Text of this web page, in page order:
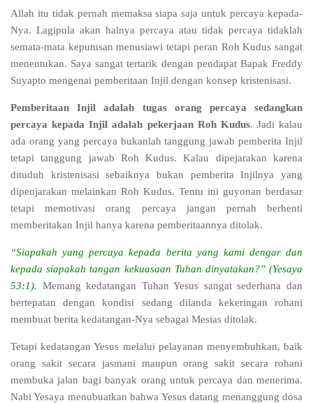
Allah itu tidak pernah memaksa siapa saja untuk percaya kepada-
Nya. Lagipula akan halnya percaya atau tidak percaya tidaklah
semata-mata keputusan menusiawi tetapi peran Roh Kudus sangat
menentukan. Saya sangat tertarik dengan pendapat Bapak Freddy
Suyapto mengenai pemberitaan Injil dengan konsep kristenisasi.
Pemberitaan Injil adalah tugas orang percaya sedangkan
percaya kepada Injil adalah pekerjaan Roh Kudus. Jadi kalau
ada orang yang percaya bukanlah tanggung jawab pemberita Injil
tetapi tanggung jawab Roh Kudus. Kalau dipejarakan karena
dituduh kristenisasi sebaiknya bukan pemberita Injilnya yang
dipenjarakan melainkan Roh Kudus. Tentu ini guyonan berdasar
tetapi memotivasi orang percaya jangan pernah berhenti
memberitakan Injil hanya karena pemberitaannya ditolak.
“Siapakah yang percaya kepada berita yang kami dengar dan
kepada siapakah tangan kekuasaan Tuhan dinyatakan?” (Yesaya
53:1). Memang kedatangan Tuhan Yesus sangat sederhana dan
bertepatan dengan kondisi sedang dilanda kekeringan rohani
membuat berita kedatangan-Nya sebagai Mesias ditolak.
Tetapi kedatangan Yesus melalui pelayanan menyembuhkan, baik
orang sakit secara jasmani maupun orang sakit secara rohani
membuka jalan bagi banyak orang untuk percaya dan menerima.
Nabi Yesaya menubuatkan bahwa Yesus datang menanggung dosa